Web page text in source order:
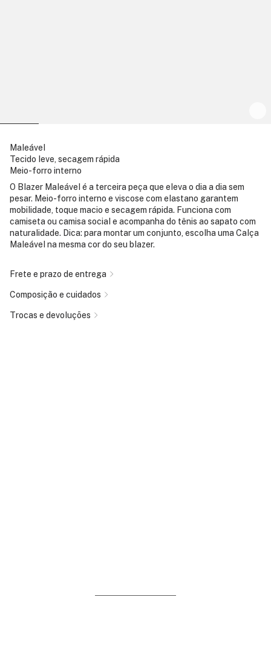
Maleável
Tecido leve, secagem rápida
Meio-forro interno
O Blazer Maleável é a terceira peça que eleva o dia a dia sem
pesar. Meio-forro interno e viscose com elastano garantem
mobilidade, toque macio e secagem rápida. Funciona com
camiseta ou camisa social e acompanha do tênis ao sapato com
naturalidade. Dica: para montar um conjunto, escolha uma Calça
Maleável na mesma cor do seu blazer.
Frete e prazo de entrega
Composição e cuidados
Trocas e devoluções